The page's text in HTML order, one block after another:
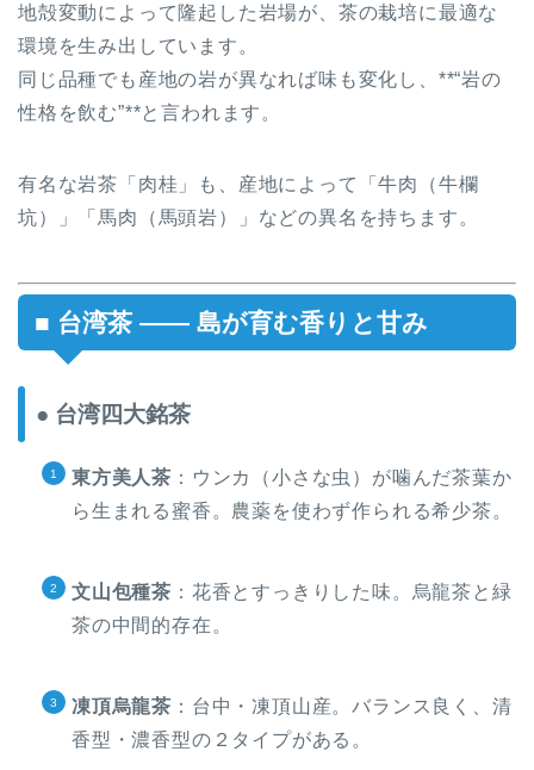
地殻変動によって隆起した岩場が、茶の栽培に最適な
環境を生み出しています。
同じ品種でも産地の岩が異なれば味も変化し、**“岩の
性格を飲む”**と言われます。
有名な岩茶「肉桂」も、産地によって「牛肉（牛欄
坑）」「馬肉（馬頭岩）」などの異名を持ちます。
■ 台湾茶 —— 島が育む香りと甘み
● 台湾四大銘茶
東方美人茶 ：ウンカ（小さな虫）が噛んだ茶葉か
ら生まれる蜜香。農薬を使わず作られる希少茶。
文山包種茶 ：花香とすっきりした味。烏龍茶と緑
茶の中間的存在。
凍頂烏龍茶 ：台中・凍頂山産。バランス良く、清
香型・濃香型の２タイプがある。